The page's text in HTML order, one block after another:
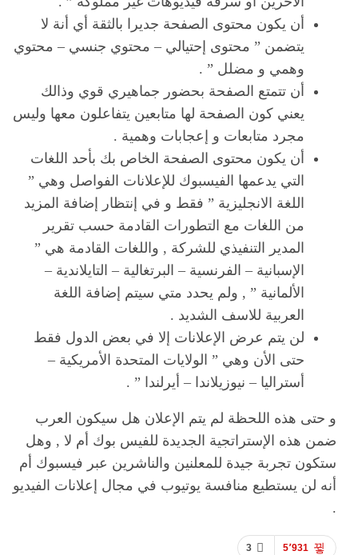
أن يكون محتوى الصفحة جديرا بالثقة أي أنة لا
يتضمن ” محتوى إحتيالي – محتوي جنسي – محتوي
وهمي و مضلل ” .
أن تتمتع الصفحة بحضور جماهيري قوي وذالك
يعني كون الصفحة لها متابعين يتفاعلون معها وليس
مجرد متابعات و إعجابات وهمية .
أن يكون محتوى الصفحة الخاص بك بأحد اللغات
التي يدعمها الفيسبوك للإعلانات الفواصل وهي ”
اللغة الانجليزية ” فقط و في إنتظار إضافة المزيد
من اللغات مع التطورات القادمة حسب تقرير
المدير التنفيذي للشركة , واللغات القادمة هي ”
الإسبانية – الفرنسية – البرتغالية – التايلاندية –
الألمانية ” , ولم يحدد متي سيتم إضافة اللغة
العربية للاسف الشديد .
لن يتم عرض الإعلانات إلا في بعض الدول فقط
حتى الأن وهي ” الولايات المتحدة الأمريكية –
أستراليا – نيوزيلاندا – أيرلندا ” .
و حتى هذه اللحظة لم يتم الإعلان هل سيكون العرب
ضمن هذه الإستراتجية الجديدة للفيس بوك أم لا , وهل
ستكون تجربة جيدة للمعلنين والناشرين عبر فيسبوك أم
أنه لن يستطيع منافسة يوتيوب في مجال إعلانات الفيديو
.
3 5٬931